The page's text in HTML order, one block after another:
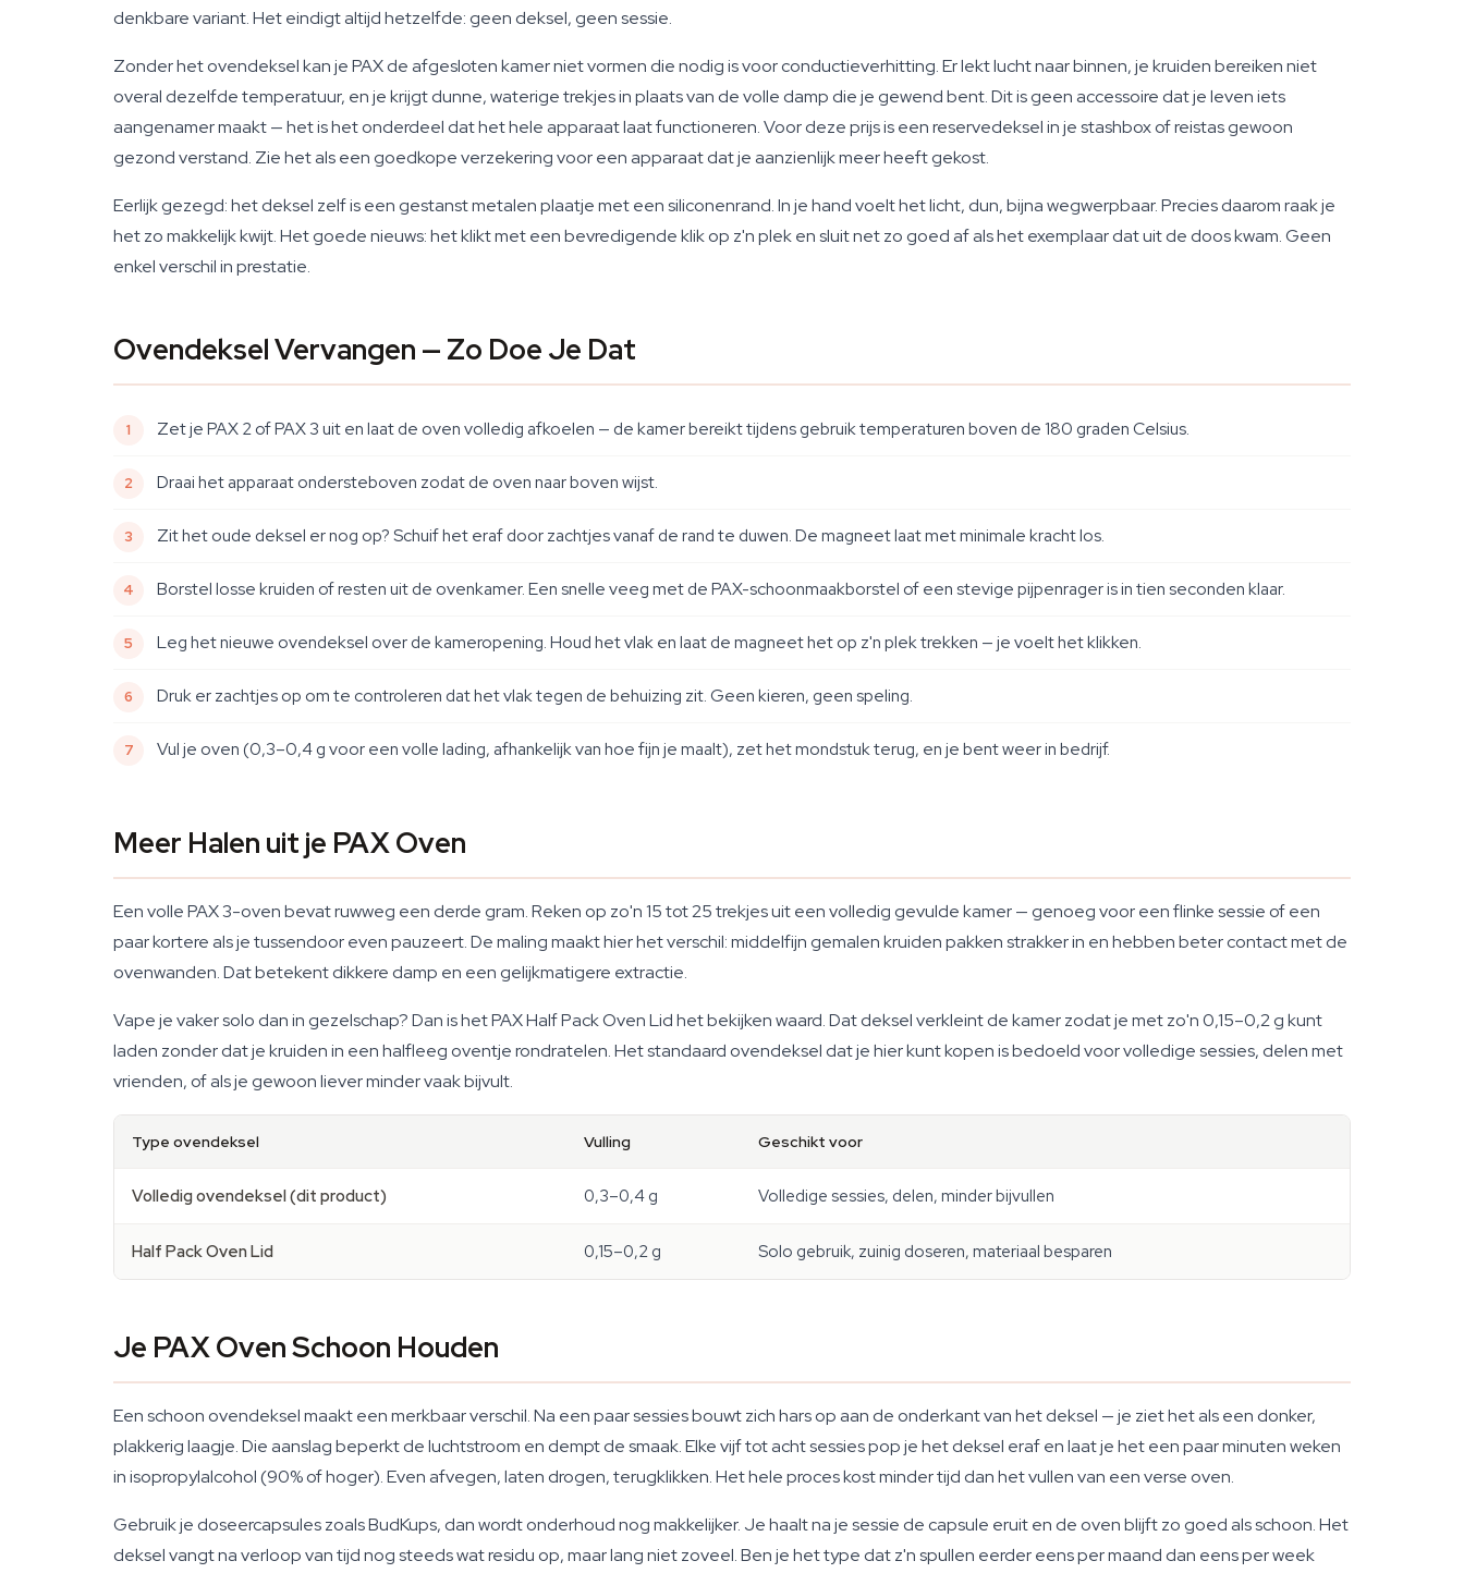
denkbare variant. Het eindigt altijd hetzelfde: geen deksel, geen sessie.
Zonder het ovendeksel kan je PAX de afgesloten kamer niet vormen die nodig is voor conductieverhitting. Er lekt lucht naar binnen, je kruiden bereiken niet
overal dezelfde temperatuur, en je krijgt dunne, waterige trekjes in plaats van de volle damp die je gewend bent. Dit is geen accessoire dat je leven iets
aangenamer maakt — het is het onderdeel dat het hele apparaat laat functioneren. Voor deze prijs is een reservedeksel in je stashbox of reistas gewoon
gezond verstand. Zie het als een goedkope verzekering voor een apparaat dat je aanzienlijk meer heeft gekost.
Eerlijk gezegd: het deksel zelf is een gestanst metalen plaatje met een siliconenrand. In je hand voelt het licht, dun, bijna wegwerpbaar. Precies daarom raak je
het zo makkelijk kwijt. Het goede nieuws: het klikt met een bevredigende klik op z'n plek en sluit net zo goed af als het exemplaar dat uit de doos kwam. Geen
enkel verschil in prestatie.
Ovendeksel Vervangen — Zo Doe Je Dat
Zet je PAX 2 of PAX 3 uit en laat de oven volledig afkoelen — de kamer bereikt tijdens gebruik temperaturen boven de 180 graden Celsius.
Draai het apparaat ondersteboven zodat de oven naar boven wijst.
Zit het oude deksel er nog op? Schuif het eraf door zachtjes vanaf de rand te duwen. De magneet laat met minimale kracht los.
Borstel losse kruiden of resten uit de ovenkamer. Een snelle veeg met de PAX-schoonmaakborstel of een stevige pijpenrager is in tien seconden klaar.
Leg het nieuwe ovendeksel over de kameropening. Houd het vlak en laat de magneet het op z'n plek trekken — je voelt het klikken.
Druk er zachtjes op om te controleren dat het vlak tegen de behuizing zit. Geen kieren, geen speling.
Vul je oven (0,3–0,4 g voor een volle lading, afhankelijk van hoe fijn je maalt), zet het mondstuk terug, en je bent weer in bedrijf.
Meer Halen uit je PAX Oven
Een volle PAX 3-oven bevat ruwweg een derde gram. Reken op zo'n 15 tot 25 trekjes uit een volledig gevulde kamer — genoeg voor een flinke sessie of een
paar kortere als je tussendoor even pauzeert. De maling maakt hier het verschil: middelfijn gemalen kruiden pakken strakker in en hebben beter contact met de
ovenwanden. Dat betekent dikkere damp en een gelijkmatigere extractie.
Vape je vaker solo dan in gezelschap? Dan is het PAX Half Pack Oven Lid het bekijken waard. Dat deksel verkleint de kamer zodat je met zo'n 0,15–0,2 g kunt
laden zonder dat je kruiden in een halfleeg oventje rondratelen. Het standaard ovendeksel dat je hier kunt kopen is bedoeld voor volledige sessies, delen met
vrienden, of als je gewoon liever minder vaak bijvult.
Type ovendeksel Vulling Geschikt voor
Volledig ovendeksel (dit product) 0,3–0,4 g Volledige sessies, delen, minder bijvullen
Half Pack Oven Lid 0,15–0,2 g Solo gebruik, zuinig doseren, materiaal besparen
Je PAX Oven Schoon Houden
Een schoon ovendeksel maakt een merkbaar verschil. Na een paar sessies bouwt zich hars op aan de onderkant van het deksel — je ziet het als een donker,
plakkerig laagje. Die aanslag beperkt de luchtstroom en dempt de smaak. Elke vijf tot acht sessies pop je het deksel eraf en laat je het een paar minuten weken
in isopropylalcohol (90% of hoger). Even afvegen, laten drogen, terugklikken. Het hele proces kost minder tijd dan het vullen van een verse oven.
Gebruik je doseercapsules zoals BudKups, dan wordt onderhoud nog makkelijker. Je haalt na je sessie de capsule eruit en de oven blijft zo goed als schoon. Het
deksel vangt na verloop van tijd nog steeds wat residu op, maar lang niet zoveel. Ben je het type dat z'n spullen eerder eens per maand dan eens per week